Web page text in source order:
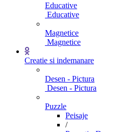
Educative
Educative
Magnetice
Magnetice
Creatie si indemanare
Desen - Pictura
Desen - Pictura
Puzzle
Peisaje
/